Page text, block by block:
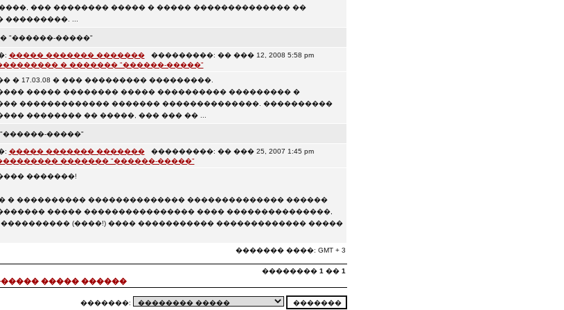
��� �������� ����� � ����� �������������� ��
���������. ...
"������-�����"
����� ������� ����������������: �� ��� 12, 2008 5:58 pm
� ������� "������-�����"
� 17.03.08 � ��� ��������� ���������.
����� �������� ����� ���������� ��������� �
������������� ������� ��������������. ����������
�������� �� �����, ��� ��� �� ...
�����"
����� ������� ����������������: �� ��� 25, 2007 1:45 pm
������� "������-�����"
�������!
� ���������� �������������� �������������� ������
����� ���������������� ���� ���������������,
���������� (����!) ���� ����������� ������������� �����
������� ����: GMT + 3
�������� 1 �� 1
����� ������
�������: